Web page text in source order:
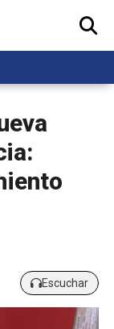
BUSCAR
Escuchar